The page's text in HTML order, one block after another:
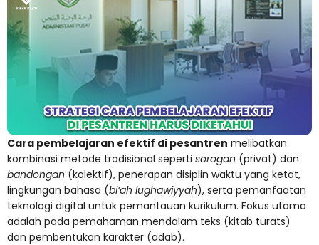
Cara pembelajaran efektif di pesantren melibatkan
kombinasi metode tradisional seperti sorogan (privat) dan
bandongan (kolektif), penerapan disiplin waktu yang ketat,
lingkungan bahasa (bi’ah lughawiyyah), serta pemanfaatan
teknologi digital untuk pemantauan kurikulum. Fokus utama
adalah pada pemahaman mendalam teks (kitab turats)
dan pembentukan karakter (adab).